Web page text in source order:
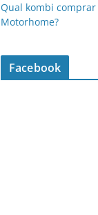
Qual kombi
Motorhome?
Facebook